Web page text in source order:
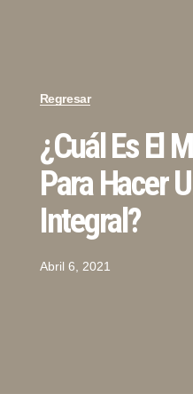
Regresar
¿Cuál Es El
Para Hacer
Integral?
Abril 6, 2021